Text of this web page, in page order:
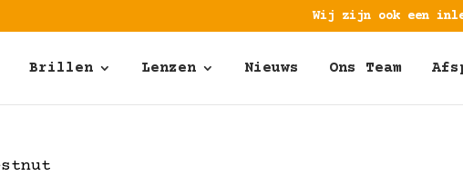
Wij zijn ook een
Brillen Lenzen Nieuws Ons Team